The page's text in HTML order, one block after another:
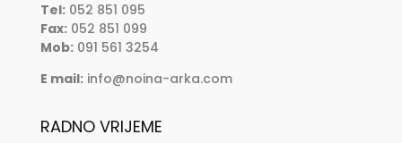
Tel:052 851 095
Fax:052 851 099
Mob:091 561 3254
E mail: info@noina-arka.com
RADNO VRIJEME